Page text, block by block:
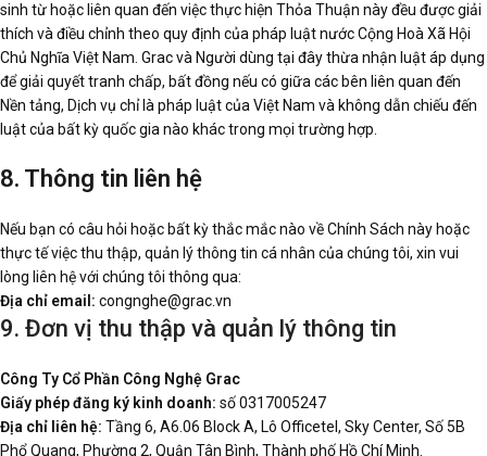
sinh từ hoặc liên quan đến việc thực hiện Thỏa Thuận này đều được giải
thích và điều chỉnh theo quy định của pháp luật nước Cộng Hoà Xã Hội
Chủ Nghĩa Việt Nam. Grac và Người dùng tại đây thừa nhận luật áp dụng
để giải quyết tranh chấp, bất đồng nếu có giữa các bên liên quan đến
Nền tảng, Dịch vụ chỉ là pháp luật của Việt Nam và không dẫn chiếu đến
luật của bất kỳ quốc gia nào khác trong mọi trường hợp.
8. Thông tin liên hệ
Nếu bạn có câu hỏi hoặc bất kỳ thắc mắc nào về Chính Sách này hoặc
thực tế việc thu thập, quản lý thông tin cá nhân của chúng tôi, xin vui
lòng liên hệ với chúng tôi thông qua:
Địa chỉ email: congnghe@grac.vn
9. Đơn vị thu thập và quản lý thông tin
Công Ty Cổ Phần Công Nghệ Grac
Giấy phép đăng ký kinh doanh: số0317005247
Địa chỉ liên hệ: Tầng 6, A6.06 Block A, Lô Officetel, Sky Center, Số 5B
Phổ Quang, Phường 2, Quận Tân Bình, Thành phố Hồ Chí Minh.